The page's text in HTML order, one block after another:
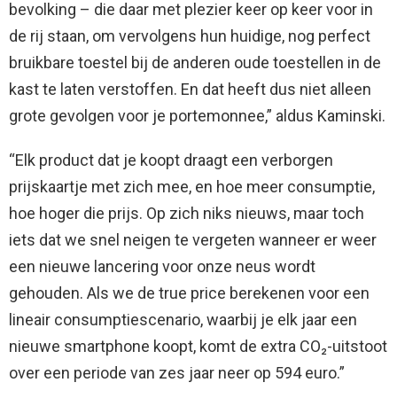
bevolking – die daar met plezier keer op keer voor in
de rij staan, om vervolgens hun huidige, nog perfect
bruikbare toestel bij de anderen oude toestellen in de
kast te laten verstoffen. En dat heeft dus niet alleen
grote gevolgen voor je portemonnee,” aldus Kaminski.
“Elk product dat je koopt draagt een verborgen
prijskaartje met zich mee, en hoe meer consumptie,
hoe hoger die prijs. Op zich niks nieuws, maar toch
iets dat we snel neigen te vergeten wanneer er weer
een nieuwe lancering voor onze neus wordt
gehouden. Als we de true price berekenen voor een
lineair consumptiescenario, waarbij je elk jaar een
nieuwe smartphone koopt, komt de extra CO₂-uitstoot
over een periode van zes jaar neer op 594 euro.”